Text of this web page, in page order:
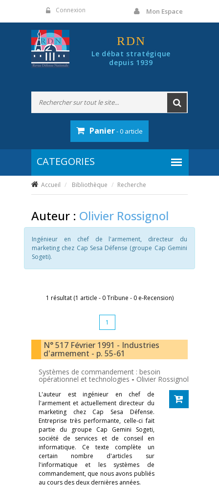
Connexion Mon Espace
RDN
Le débat stratégique
depuis 1939
Panier- 0 article
Accueil Bibliothèque Recherche
Auteur : Olivier Rossignol
Ingénieur en chef de l'armement, directeur du
marketing chez Cap Sesa Défense (groupe Cap Gemini
Sogeti).
1 résultat (1 article - 0 Tribune - 0 e-Recension)
1
N° 517 Février 1991 - Industries
d'armement - p. 55-61
Systèmes de commandement : besoin
opérationnel et technologies - Olivier Rossignol
L'auteur est ingénieur en chef de
l'armement et actuellement directeur du
marketing chez Cap Sesa Défense.
Entreprise très performante, celle-ci fait
partie du groupe Cap Gemini Sogeti,
société de services et de conseil en
informatique. Ce texte complète un
certain nombre d'articles sur
l'informatique et les systèmes de
commandement, que nous avons publiés
au cours des deux dernières années.